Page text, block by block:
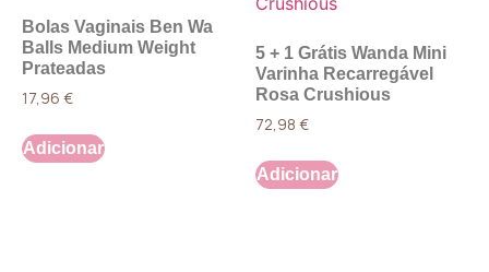
Bolas Vaginais Ben Wa
Balls Medium Weight
Prateadas
17,96 €
Adicionar
5 + 1 Grátis Wanda Mini
Varinha Recarregável
Rosa Crushious
72,98 €
Adicionar